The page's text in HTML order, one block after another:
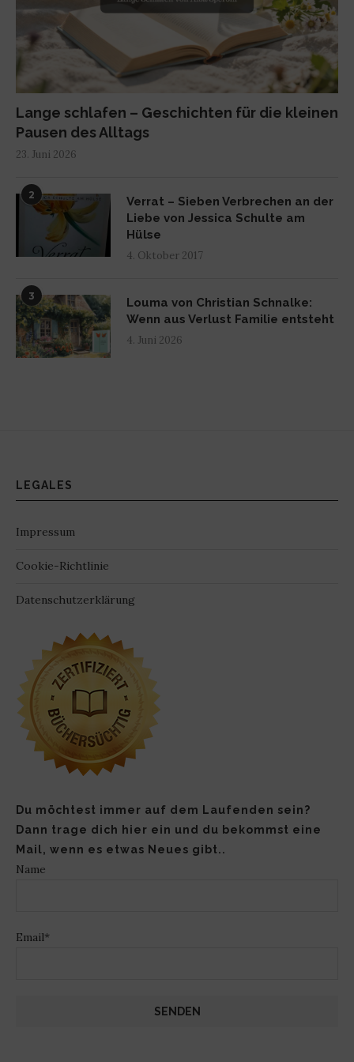
Lange schlafen – Geschichten für die kleinen
Pausen des Alltags
23. Juni 2026
2
Verrat – Sieben Verbrechen an der
Liebe von Jessica Schulte am
Hülse
4. Oktober 2017
3
Louma von Christian Schnalke:
Wenn aus Verlust Familie entsteht
4. Juni 2026
LEGALES
Impressum
Cookie-Richtlinie
Datenschutzerklärung
Du möchtest immer auf dem Laufenden sein?
Dann trage dich hier ein und du bekommst eine
Mail, wenn es etwas Neues gibt..
Name
Email*